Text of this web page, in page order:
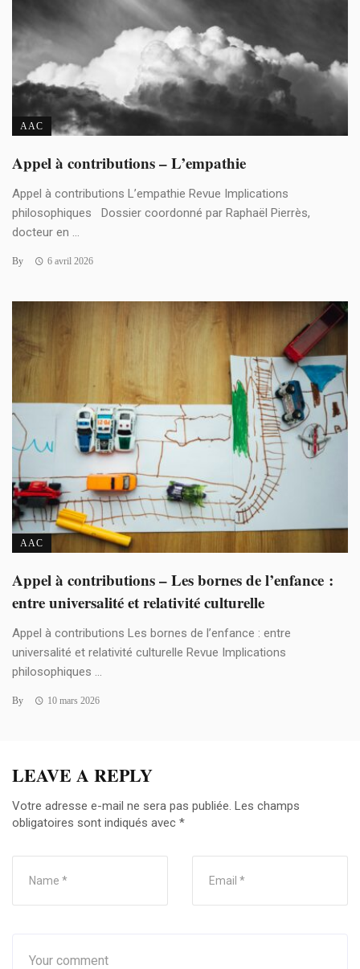
AAC
Appel à contributions – L’empathie
Appel à contributions L’empathie Revue Implications
philosophiques Dossier coordonné par Raphaël Pierrès,
docteur en ...
By 6 avril 2026
AAC
Appel à contributions – Les bornes de l’enfance :
entre universalité et relativité culturelle
Appel à contributions Les bornes de l’enfance : entre
universalité et relativité culturelle Revue Implications
philosophiques ...
By 10 mars 2026
LEAVE A REPLY
Votre adresse e-mail ne sera pas publiée. Les champs
obligatoires sont indiqués avec *